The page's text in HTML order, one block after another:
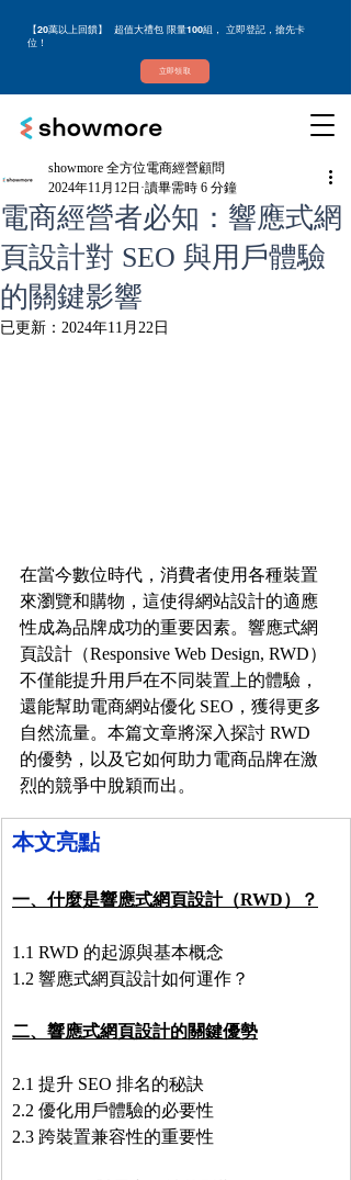
【20萬以上回饋】 超值大禮包 限量100組， 立即登記，搶先卡
位！
立即領取
電商經營者必知：響應式網
頁設計對 SEO 與用戶體驗
的關鍵影響
showmore 全方位電商經營顧問
2024年11月12日 讀畢需時 6 分鐘
已更新： 2024年11月22日
在當今數位時代，消費者使用各種裝置
來瀏覽和購物，這使得網站設計的適應
性成為品牌成功的重要因素。響應式網
頁設計（Responsive Web Design, RWD）
不僅能提升用戶在不同裝置上的體驗，
還能幫助電商網站優化 SEO，獲得更多
自然流量。本篇文章將深入探討 RWD
的優勢，以及它如何助力電商品牌在激
烈的競爭中脫穎而出。
本文亮點
一、什麼是響應式網頁設計（RWD）？
1.1 RWD 的起源與基本概念
1.2 響應式網頁設計如何運作？
二、響應式網頁設計的關鍵優勢
2.1 提升 SEO 排名的秘訣
2.2 優化用戶體驗的必要性
2.3 跨裝置兼容性的重要性